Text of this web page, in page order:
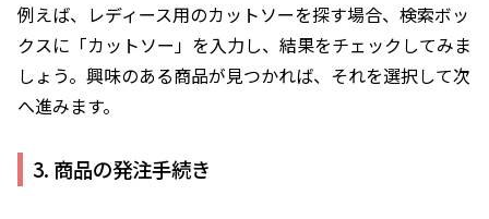
例えば、レディース用のカットソーを探す場合、検索ボッ
クスに「カットソー」を入力し、結果をチェックしてみま
しょう。興味のある商品が見つかれば、それを選択して次
へ進みます。
3. 商品の発注手続き